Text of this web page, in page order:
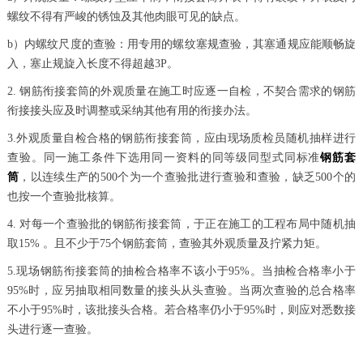
螺纹不得有严峻的锈蚀及其他肉眼可见的缺点。
b）内螺纹尺度的查验：用专用的螺纹塞规查验，其塞通规应能顺畅旋
入，塞止规旋入长度不得超越3P。
2. 钢筋衔接套筒的外观质量在施工时应逐一自检，不契合需求的钢筋
衔接接头应及时调整或采纳其他有用的衔接办法。
3.外观质量自检合格的钢筋衔接套筒，应由现场质检员随机抽样进行
查验。同一施工条件下选用同一资料的同等级同型式同标准钢筋套
筒 ，以连续生产的500个为一个查验批进行查验和查验，缺乏500个的
也按一个查验批核算。
4. 对每一个查验批的钢筋衔接套筒，于正在施工的工程布局中随机抽
取15% 。且不少于75个钢筋套筒，查验其外观质量及拧紧力矩。
5.现场钢筋衔接套筒的抽检合格率不该小于95%。当抽检合格率小于
95%时，应另抽取相同数量的接头从头查验。当两次查验的总合格率
不小于95%时，该批接头合格。若合格率仍小于95%时，则应对悉数接
头进行逐一查验。